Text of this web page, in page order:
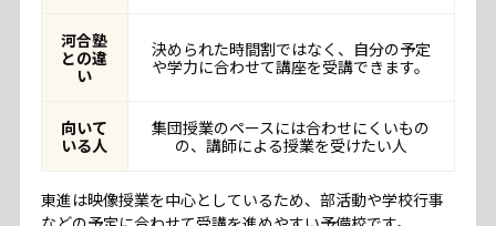
河合塾
との違
い
決められた時間割ではなく、自分の予定
や学力に合わせて講座を受講できます。
向いて
いる人
集団授業のペースには合わせにくいもの
の、講師による授業を受けたい人
東進は映像授業を中心としているため、部活動や学校行事